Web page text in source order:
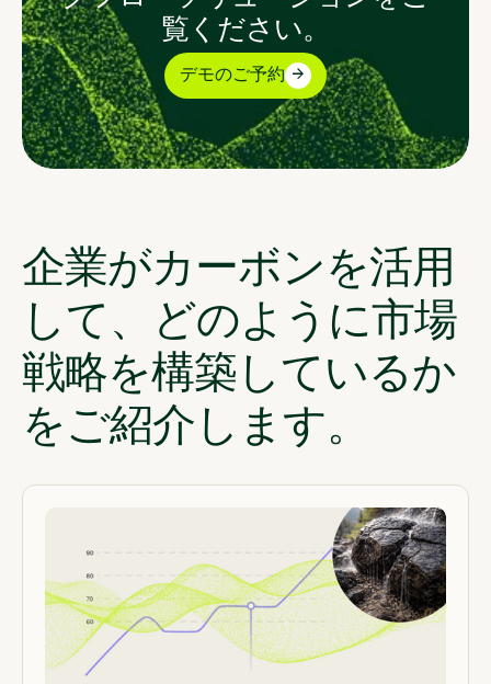
覧ください。
デモのご予約
企業がカーボンを活用
して、どのように市場
戦略を構築しているか
をご紹介します。